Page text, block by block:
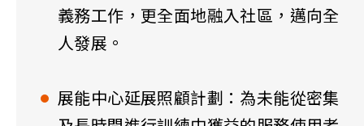
義務工作，更全面地融入社區，邁向全
人發展。
展能中心延展照顧計劃：為未能從密集